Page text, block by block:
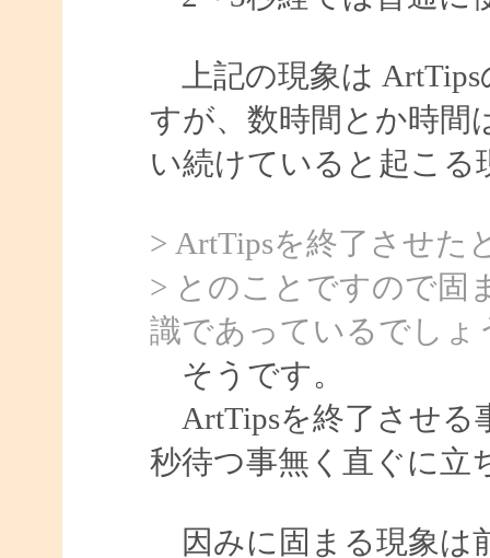
上記の現象は ArtTips
すが、数時間とか時間
い続けていると起こる
> ArtTipsを終了させた
> とのことですので固
識であっているでしょ
そうです。
ArtTipsを終了させる
秒待つ事無く直ぐに立
因みに固まる現象は